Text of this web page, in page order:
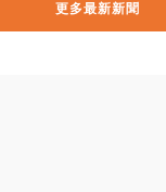
更多最新新聞